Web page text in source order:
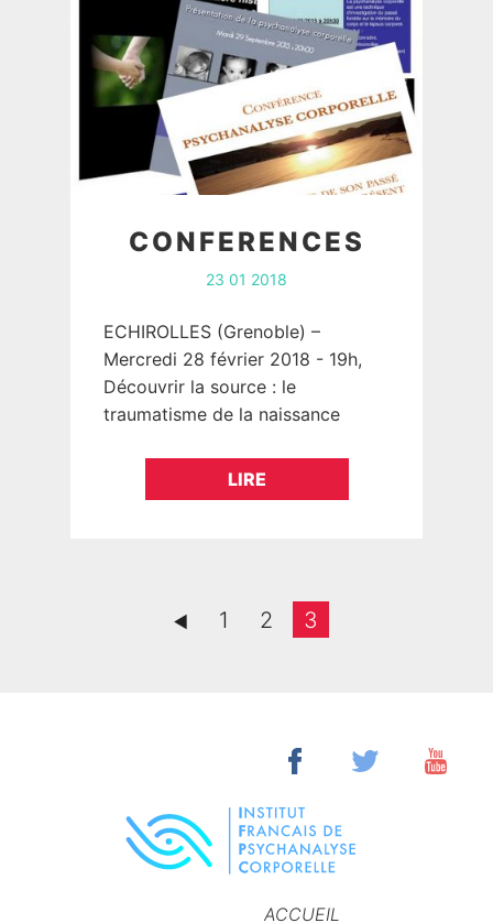
CONFERENCES
23 01 2018
ECHIROLLES (Grenoble) –
Mercredi 28 février 2018 - 19h,
Découvrir la source : le
traumatisme de la naissance
mars 2018 -19h, Découvrir la
source : le traumatisme…
LIRE
► 1 2 3
ACCUEIL